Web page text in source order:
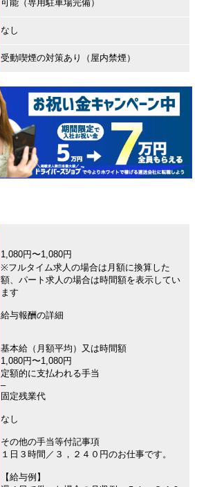
可能（専用駐車場完備）
なし
受動喫煙の対策あり（屋内禁煙）
1,080円〜1,080円
※フルタイム求人の場合は月額に換算した
額、パート求人の場合は時間額を表示してい
ます
給与報酬の詳細
基本給（月額平均）又は時間額
1,080円〜1,080円
定額的に支払われる手当
–
固定残業代
なし
その他の手当等付記事項
１日３時間／３，２４０円のお仕事です。
【給与例】